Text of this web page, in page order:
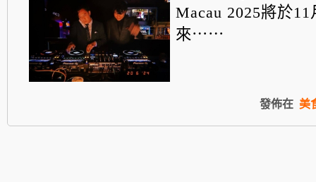
Macau 2025將於
來⋯⋯
發佈在 美